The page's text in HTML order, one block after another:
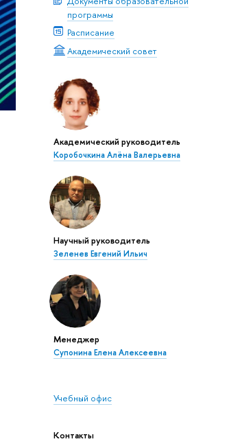
программы
Расписание
Академический совет
Академический руководитель
Коробочкина Алёна Валерьевна
Научный руководитель
Зеленев Евгений Ильич
Менеджер
Супонина Елена Алексеевна
Учебный офис
Контакты